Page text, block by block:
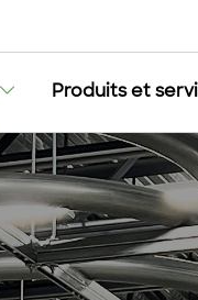
Produits et